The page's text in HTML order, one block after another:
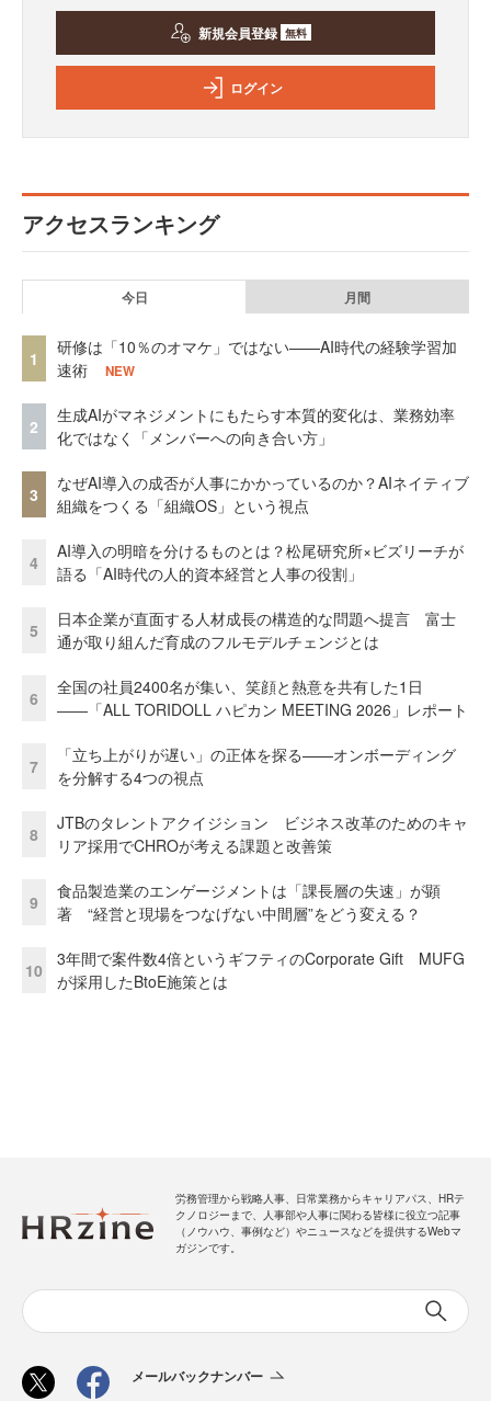
新規会員登録 無料
ログイン
アクセスランキング
今日 月間
1
研修は「10％のオマケ」ではない——AI時代の経験学習加
速術
NEW
2
生成AIがマネジメントにもたらす本質的変化は、業務効率
化ではなく「メンバーへの向き合い方」
3
なぜAI導入の成否が人事にかかっているのか？AIネイティブ
組織をつくる「組織OS」という視点
4
AI導入の明暗を分けるものとは？松尾研究所×ビズリーチが
語る「AI時代の人的資本経営と人事の役割」
5
日本企業が直面する人材成長の構造的な問題へ提言 富士
通が取り組んだ育成のフルモデルチェンジとは
6
全国の社員2400名が集い、笑顔と熱意を共有した1日
――「ALL TORIDOLL ハピカン MEETING 2026」レポート
7
「立ち上がりが遅い」の正体を探る——オンボーディング
を分解する4つの視点
8
JTBのタレントアクイジション ビジネス改革のためのキャ
リア採用でCHROが考える課題と改善策
9
食品製造業のエンゲージメントは「課長層の失速」が顕
著 “経営と現場をつなげない中間層”をどう変える？
10
3年間で案件数4倍というギフティのCorporate Gift MUFG
が採用したBtoE施策とは
労務管理から戦略人事、日常業務からキャリアパス、HRテ
クノロジーまで、人事部や人事に関わる皆様に役立つ記事
（ノウハウ、事例など）やニュースなどを提供するWebマ
ガジンです。
メールバックナンバー